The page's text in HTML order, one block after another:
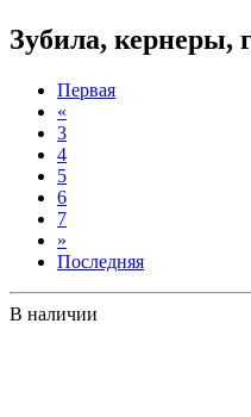
Зубила, кернеры,
Первая
«
3
4
5
6
7
»
Последняя
В наличии